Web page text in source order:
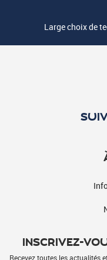
Large choix de
INSCRIVEZ-
Recevez toutes les actualités